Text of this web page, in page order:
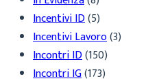
Incentivi ID(5)
Incentivi Lavoro(3)
Incontri ID(150)
Incontri IG(173)